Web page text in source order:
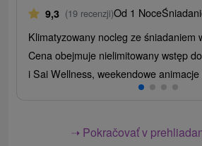
9,3 (19 recenzji)Od 1 Noce
Klimatyzowany nocleg ze śniadaniem
Cena obejmuje nielimitowany wstęp
i Sai Wellness, weekendowe animacje
➝ Pokračovať v